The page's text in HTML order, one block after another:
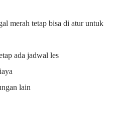
merah tetap bisa di atur untuk
ada jadwal les
lain